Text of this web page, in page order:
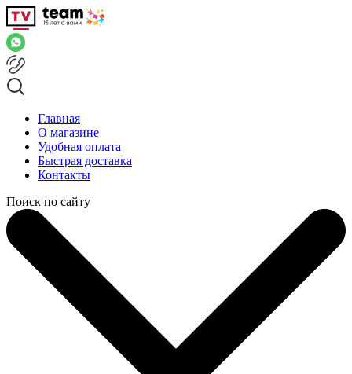
Главная
О магазине
Удобная оплата
Быстрая доставка
Контакты
Поиск по сайту